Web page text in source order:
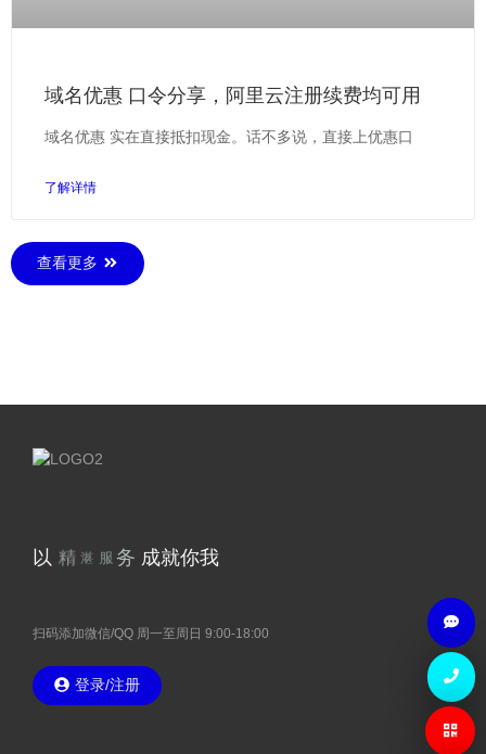
域名优惠 口令分享，阿里云注册续费均可用
域名优惠 实在直接抵扣现金。话不多说，直接上优惠口
了解详情
查看更多
以 精 湛 技术 成就你我
扫码添加微信/QQ 周一至周日 9:00-18:00
登录/注册